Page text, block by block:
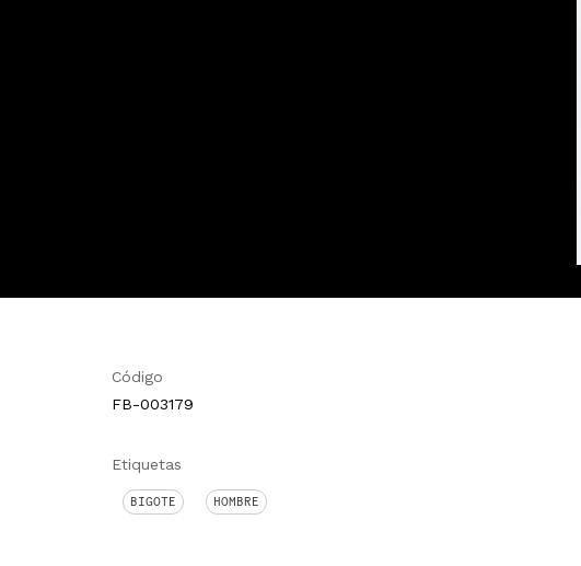
Código
FB-003179
Etiquetas
BIGOTE HOMBRE